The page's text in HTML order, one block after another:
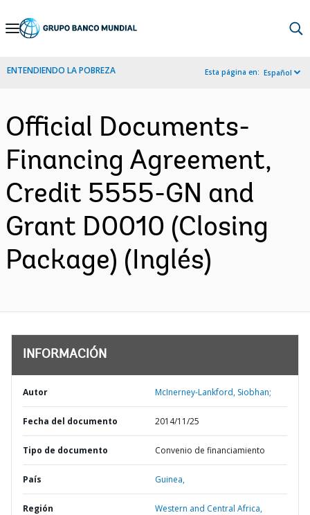
Skip
Navigation
ENTENDIENDO LA POBREZA Esta página en: Español
Official Documents-
Financing Agreement,
Credit 5555-GN and
Grant D0010 (Closing
Package) (Inglés)
INFORMACIÓN
Autor McInerney-Lankford, Siobhan;
Fecha del documento 2014/11/25
Tipo de documento Convenio de financiamiento
País Guinea,
Región Western and Central Africa,